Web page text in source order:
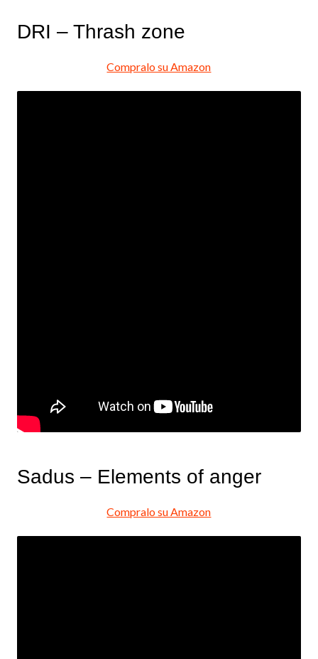
DRI – Thrash zone
Compralo su Amazon
Sadus – Elements of anger
Compralo su Amazon